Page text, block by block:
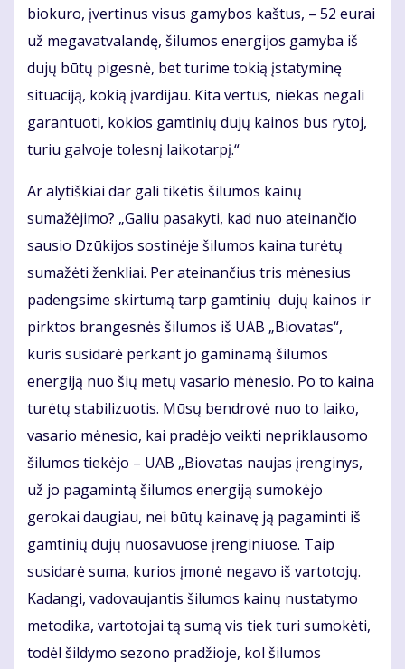
biokuro, įvertinus visus gamybos kaštus, – 52 eurai
už megavatvalandę, šilumos energijos gamyba iš
dujų būtų pigesnė, bet turime tokią įstatyminę
situaciją, kokią įvardijau. Kita vertus, niekas negali
garantuoti, kokios gamtinių dujų kainos bus rytoj,
turiu galvoje tolesnį laikotarpį.“
Ar alytiškiai dar gali tikėtis šilumos kainų
sumažėjimo? „Galiu pasakyti, kad nuo ateinančio
sausio Dzūkijos sostinėje šilumos kaina turėtų
sumažėti ženkliai. Per ateinančius tris mėnesius
padengsime skirtumą tarp gamtinių dujų kainos ir
pirktos brangesnės šilumos iš UAB „Biovatas“,
kuris susidarė perkant jo gaminamą šilumos
energiją nuo šių metų vasario mėnesio. Po to kaina
turėtų stabilizuotis. Mūsų bendrovė nuo to laiko,
vasario mėnesio, kai pradėjo veikti nepriklausomo
šilumos tiekėjo – UAB „Biovatas naujas įrenginys,
už jo pagamintą šilumos energiją sumokėjo
gerokai daugiau, nei būtų kainavę ją pagaminti iš
gamtinių dujų nuosavuose įrenginiuose. Taip
susidarė suma, kurios įmonė negavo iš vartotojų.
Kadangi, vadovaujantis šilumos kainų nustatymo
metodika, vartotojai tą sumą vis tiek turi sumokėti,
todėl šildymo sezono pradžioje, kol šilumos